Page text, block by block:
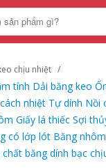
chịu nhiệt
tính Dải băng keo
nhiệt Tự dính Nồi
Giấy lá thiếc Sợi
có lớp lót Băng
băng dính bạc